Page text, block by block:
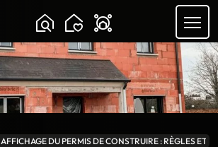
Chargement...
AFFICHAGE DU PERMIS DE CONSTRUIRE : RÈGLES ET